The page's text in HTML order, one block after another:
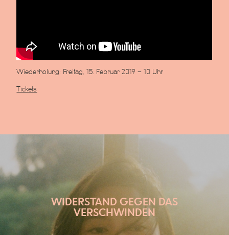
Wiederholung: Freitag, 15. Februar 2019 – 10 Uhr
Tickets
WIDERSTAND GEGEN DAS
VERSCHWINDEN